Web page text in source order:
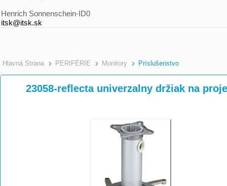
Henrich Sonnenschein-ID0
itsk@itsk.sk
Hlavná Strana >
PERIFÉRIE >
Monitory >
Príslušenstvo
23058-reflecta univerzalny držiak na